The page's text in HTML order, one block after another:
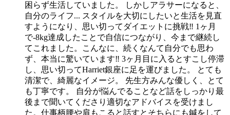
困らず生活していました。 しかしアラサーになると、
自分のライフ... スタイルを大切にしたいと生活を見直
すようになり、思い切ってダイエットに挑戦‼︎ 1ヶ月
で-8kg達成したことで自信につながり、今まで継続し
てこれました。こんなに、続くなんて自分でも思わ
ず、本当に驚いています‼︎ 3ヶ月目に入るとすこし停滞
し、思い切ってHarriet銀座に足を運びました。 とても
清潔で、綺麗なイメージ。 先生方みんな優しく、とて
も丁寧です。 自分が悩んでることなど話をしっかり最
後まで聞いてくださり適切なアドバイスを受けまし
た。仕事柄腰や肩もこると話すとそちらにも鍼をして